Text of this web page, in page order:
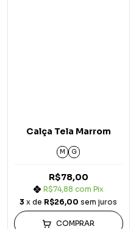
Calça Tela Marrom
M G
R$78,00
R$74,88 com Pix
3 x de R$26,00 sem juros
COMPRAR